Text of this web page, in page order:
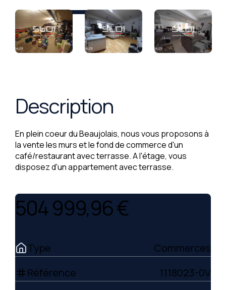
Description
En plein coeur du Beaujolais, nous vous proposons à
la vente les murs et le fond de commerce d'un
café/restaurant avec terrasse. A l'étage, vous
disposez d'un appartement avec terrasse.
504 999,96 €
Type Commerces
tag Référence 1118023-0V